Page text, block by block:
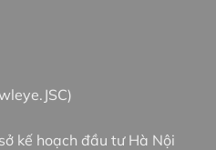
kế hoạch đầu tư Hà Nội